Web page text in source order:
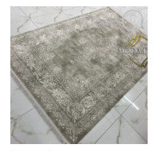
Добавить
в
избранное